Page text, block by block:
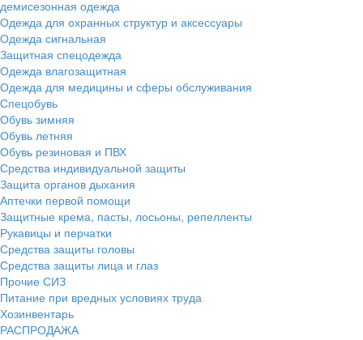
демисезонная одежда
Одежда для охранных структур и аксессуары
Одежда сигнальная
Защитная спецодежда
Одежда влагозащитная
Одежда для медицины и сферы обслуживания
Спецобувь
Обувь зимняя
Обувь летняя
Обувь резиновая и ПВХ
Средства индивидуальной защиты
Защита органов дыхания
Аптечки первой помощи
Защитные крема, пасты, лосьоны, репелленты
Рукавицы и перчатки
Средства защиты головы
Средства защиты лица и глаз
Прочие СИЗ
Питание при вредных условиях труда
Хозинвентарь
РАСПРОДАЖА